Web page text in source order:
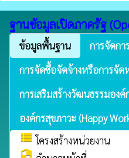
ฐานข้อมูลเปิดภาครัฐ
ข้อมูลพื้นฐาน การจัดกา
การจัดซื้อจัดจ้างหรือการจั
การเสริมสร้างวัฒนธรรมองค์
องค์กรสุขภาวะ (Happy
view_list โครงสร้างหน่วยงาน
security